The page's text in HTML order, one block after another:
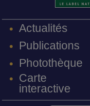
Actualités
Publications
Photothèque
Carte
interactive